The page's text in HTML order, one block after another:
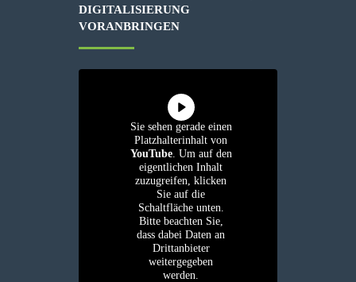
DIGITALISIERUNG
VORANBRINGEN
Sie sehen gerade einen
Platzhalterinhalt von
YouTube. Um auf den
eigentlichen Inhalt
zuzugreifen, klicken
Sie auf die
Schaltfläche unten.
Bitte beachten Sie,
dass dabei Daten an
Drittanbieter
weitergegeben
werden.